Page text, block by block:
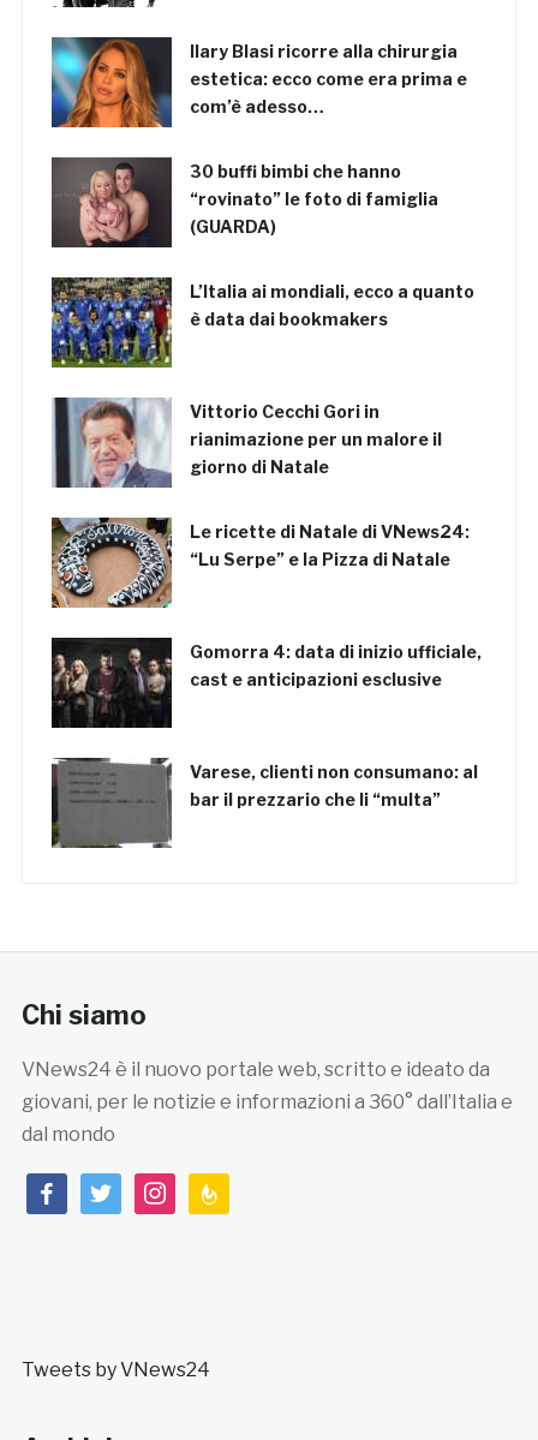
Ilary Blasi ricorre alla chirurgia
estetica: ecco come era prima e
com’è adesso…
30 buffi bimbi che hanno
“rovinato” le foto di famiglia
(GUARDA)
L’Italia ai mondiali, ecco a quanto
è data dai bookmakers
Vittorio Cecchi Gori in
rianimazione per un malore il
giorno di Natale
Le ricette di Natale di VNews24:
“Lu Serpe” e la Pizza di Natale
Gomorra 4: data di inizio ufficiale,
cast e anticipazioni esclusive
Varese, clienti non consumano: al
bar il prezzario che li “multa”
Chi siamo
VNews24 è il nuovo portale web, scritto e ideato da
giovani, per le notizie e informazioni a 360° dall’Italia e
dal mondo
facebooktwitterinstagramfeedburner
Tweets by VNews24